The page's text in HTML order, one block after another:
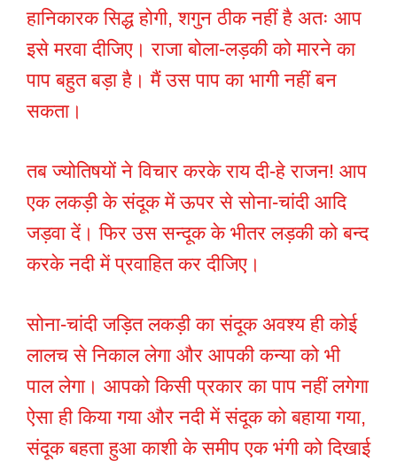
हानिकारक सिद्ध होगी, शगुन ठीक नहीं है अतः आप
इसे मरवा दीजिए। राजा बोला-लड़की को मारने का
पाप बहुत बड़ा है। मैं उस पाप का भागी नहीं बन
सकता।
तब ज्योतिषयों ने विचार करके राय दी-हे राजन! आप
एक लकड़ी के संदूक में ऊपर से सोना-चांदी आदि
जड़वा दें। फिर उस सन्दूक के भीतर लड़की को बन्द
करके नदी में प्रवाहित कर दीजिए।
सोना-चांदी जड़ित लकड़ी का संदूक अवश्य ही कोई
लालच से निकाल लेगा और आपकी कन्या को भी
पाल लेगा। आपको किसी प्रकार का पाप नहीं लगेगा
ऐसा ही किया गया और नदी में संदूक को बहाया गया,
संदूक बहता हुआ काशी के समीप एक भंगी को दिखाई